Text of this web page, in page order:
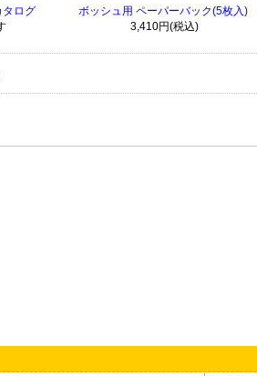
タログ
ボッシュ用 ペーパーバック(5枚入)
3,410円(税込)